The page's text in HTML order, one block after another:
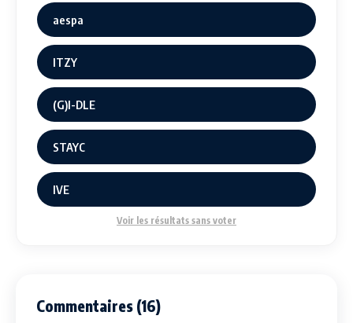
aespa
ITZY
(G)I-DLE
STAYC
IVE
Voir les résultats sans voter
Commentaires (16)